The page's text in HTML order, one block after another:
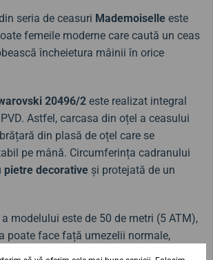
seria de ceasuri Mademoiselle este
femeile moderne care caută un ceas
încheietura mâinii în orice
20496/2 este realizat integral
Astfel, carcasa din oțel a ceasului
din plasă de oțel care se
pe mână. Circumferința cadranului
pietre decorative și protejată de un
modelului este de 50 de metri (5 ATM),
poate face față umezelii normale,